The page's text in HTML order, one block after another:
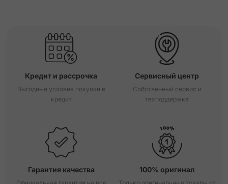
Кредит и рассрочка
Выгодные условия покупки в
кредит
Сервисный центр
Собственный сервис и
техподдержка
Гарантия качества 100% оригинал